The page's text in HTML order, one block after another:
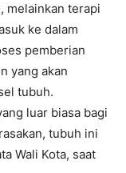
melainkan terapi
ke dalam
pemberian
yang akan
tubuh.
luar biasa bagi
tubuh ini
Wali Kota, saat